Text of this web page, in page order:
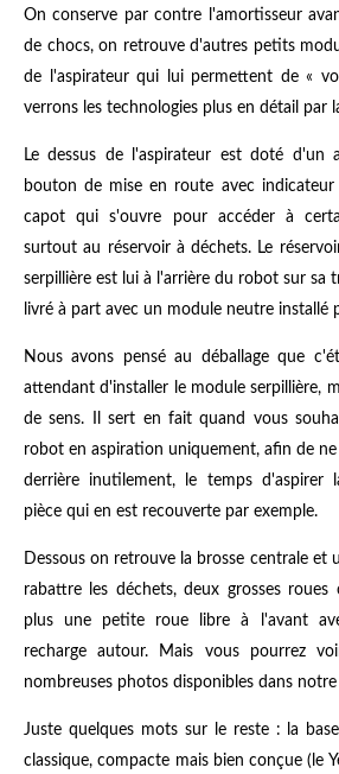
On conserve par contre l'amortisseur
de chocs, on retrouve d'autres petits
de l'aspirateur qui lui permettent de «
verrons les technologies plus en détail par
Le dessus de l'aspirateur est doté d'un
bouton de mise en route avec
capot qui s'ouvre pour accéder à
surtout au réservoir à déchets. Le
serpillière est lui à l'arrière du robot sur sa
livré à part avec un module neutre installé
Nous avons pensé au déballage que
attendant d'installer le module serpillière,
de sens. Il sert en fait quand vous
robot en aspiration uniquement, afin de
derrière inutilement, le temps d'aspirer
pièce qui en est recouverte par exemple.
Dessous on retrouve la brosse centrale et
rabattre les déchets, deux grosses roues
plus une petite roue libre à l'avant
recharge autour. Mais vous pourrez
nombreuses photos disponibles dans notre
Juste quelques mots sur le reste : la
classique, compacte mais bien conçue (le